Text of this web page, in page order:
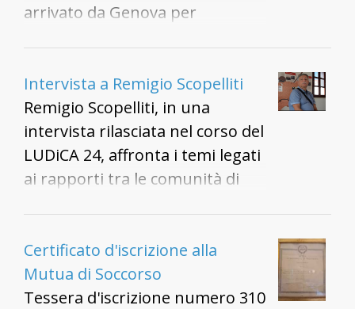
arrivato da Genova per
Lanterna di Genova, raffigurata
nell'albero genealogico,
simboleggia l'origine del
capostipite ma anche il forte
legame della famiglia col faro di
Intervista a Remigio Scopelliti
Remigio Scopelliti, in una
intervista rilasciata nel corso del
LUDiCA 24, affronta i temi legati
ai rapporti tra le comunità di
Certificato d'iscrizione alla
Mutua di Soccorso
Tessera d'iscrizione numero 310